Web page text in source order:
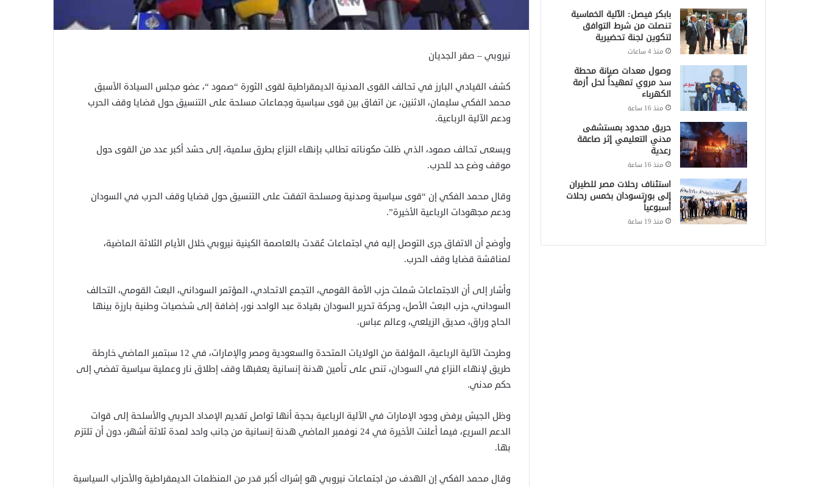
نيروبي – صقر الجديان
كشف القيادي البارز في تحالف القوى المدنية الديمقراطية لقوى الثورة “صمود “، عضو مجلس السيادة الأسبق
محمد الفكي سليمان، الاثنين، عن اتفاق بين قوى سياسية وجماعات مسلحة على التنسيق حول قضايا وقف الحرب
ودعم الآلية الرباعية.
ويسعى تحالف صمود، الذي ظلت مكوناته تطالب بإنهاء النزاع بطرق سلمية، إلى حشد أكبر عدد من القوى حول
موقف وضع حد للحرب.
وقال محمد الفكي إن “قوى سياسية ومدنية ومسلحة اتفقت على التنسيق حول قضايا وقف الحرب في السودان
ودعم مجهودات الرباعية الأخيرة”.
وأوضح أن الاتفاق جرى التوصل إليه في اجتماعات عُقدت بالعاصمة الكينية نيروبي خلال الأيام الثلاثة الماضية،
لمناقشة قضايا وقف الحرب.
وأشار إلى أن الاجتماعات شملت حزب الأمة القومي، التجمع الاتحادي، المؤتمر السوداني، البعث القومي، التحالف
السوداني، حزب البعث الأصل، وحركة تحرير السودان بقيادة عبد الواحد نور، إضافة إلى شخصيات وطنية بارزة بينها
الحاج وراق، صديق الزيلعي، وعالم عباس.
وطرحت الآلية الرباعية، المؤلفة من الولايات المتحدة والسعودية ومصر والإمارات، في 12 سبتمبر الماضي خارطة
طريق لإنهاء النزاع في السودان، تنص على تأمين هدنة إنسانية يعقبها وقف إطلاق نار وعملية سياسية تفضي إلى
حكم مدني.
وظل الجيش يرفض وجود الإمارات في الآلية الرباعية بحجة أنها تواصل تقديم الإمداد الحربي والأسلحة إلى قوات
الدعم السريع، فيما أعلنت الأخيرة في 24 نوفمبر الماضي هدنة إنسانية من جانب واحد لمدة ثلاثة أشهر، دون أن تلتزم
بها.
وقال محمد الفكي إن الهدف من اجتماعات نيروبي هو إشراك أكبر قدر من المنظمات الديمقراطية والأحزاب السياسية
بابكر فيصل: الآلية الخماسية
تنصلت من شرط التوافق
لتكوين لجنة تحضيرية
منذ 4 ساعات
وصول معدات صيانة محطة
سد مروي تمهيداً لحل أزمة
الكهرباء
منذ 16 ساعة
حريق محدود بمستشفى
مدني التعليمي إثر صاعقة
رعدية
منذ 16 ساعة
استئناف رحلات مصر للطيران
إلى بورتسودان بخمس رحلات
أسبوعياً
منذ 19 ساعة